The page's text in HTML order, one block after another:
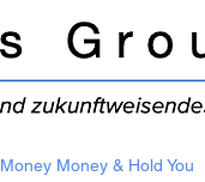
Money Money & Hold You